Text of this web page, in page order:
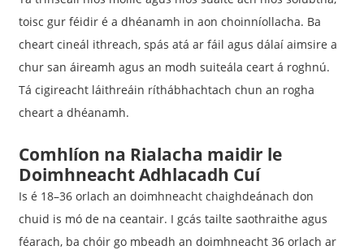
toisc gur féidir é a dhéanamh in aon choinníollacha. Ba
cheart cineál ithreach, spás atá ar fáil agus dálaí aimsire a
chur san áireamh agus an modh suiteála ceart á roghnú.
Tá cigireacht láithreáin ríthábhachtach chun an rogha
cheart a dhéanamh.
Comhlíon na Rialacha maidir le
Doimhneacht Adhlacadh Cuí
Is é 18–36 orlach an doimhneacht chaighdeánach don
chuid is mó de na ceantair. I gcás tailte saothraithe agus
féarach, ba chóir go mbeadh an doimhneacht 36 orlach ar